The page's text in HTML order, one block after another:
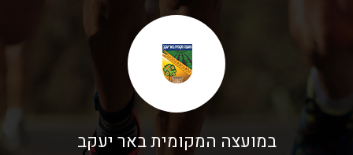
במועצה המקומית באר יעקב